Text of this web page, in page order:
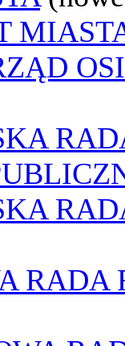
RADA